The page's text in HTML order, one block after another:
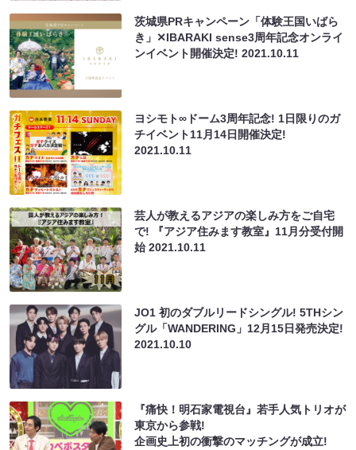
茨城県PRキャンペーン「体験王国いばら
き」✕IBARAKI sense3周年記念オンライ
ンイベント開催決定!2021.10.11
ヨシモト∞ドーム3周年記念! 1日限りのガ
チイベント11月14日開催決定!
2021.10.11
芸人が教えるアジアの楽しみ方をご自宅
で! 『アジア住みます教室』11月分受付開
始2021.10.11
JO1 初のダブルリードシングル! 5THシン
グル「WANDERING」12月15日発売決定!
2021.10.10
『痛快！明石家電視台』若手人気トリオが
東京から参戦!
企画史上初の衝撃のマッチングが成立!